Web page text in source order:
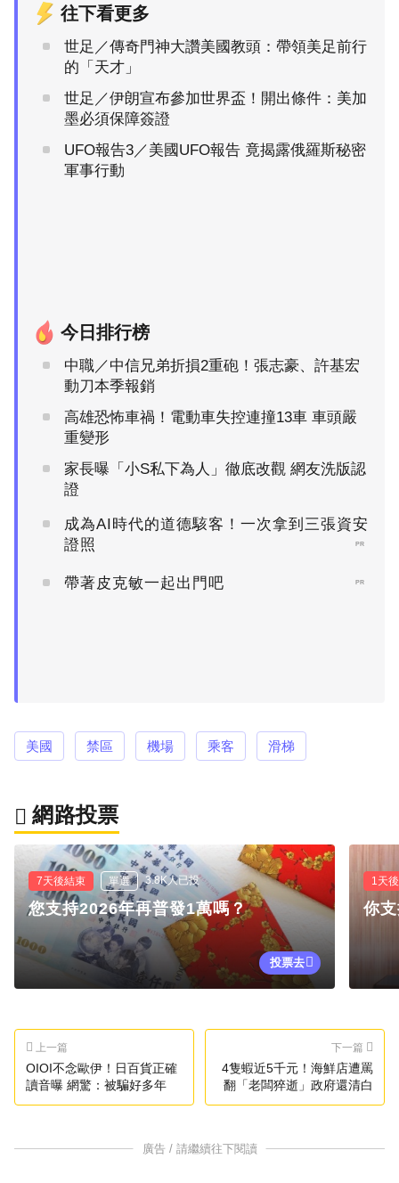
往下看更多
世足／傳奇門神大讚美國教頭：帶領美足前行
的「天才」
世足／伊朗宣布參加世界盃！開出條件：美加
墨必須保障簽證
UFO報告3／美國UFO報告 竟揭露俄羅斯秘密
軍事行動
今日排行榜
中職／中信兄弟折損2重砲！張志豪、許基宏
動刀本季報銷
高雄恐怖車禍！電動車失控連撞13車 車頭嚴
重變形
家長曝「小S私下為人」徹底改觀 網友洗版認
證
成為AI時代的道德駭客！一次拿到三張資安
證照
PR
帶著皮克敏一起出門吧 PR
美國 禁區 機場 乘客 滑梯
網路投票
7天後結束 單選 3.8K人已投
您支持2026年再普發1萬嗎？
投票去
1天
你
上一篇
OIOI不念歐伊！日百貨正確
讀音曝 網驚：被騙好多年
下一篇
4隻蝦近5千元！海鮮店遭罵
翻「老闆猝逝」政府還清白
廣告 / 請繼續往下閱讀